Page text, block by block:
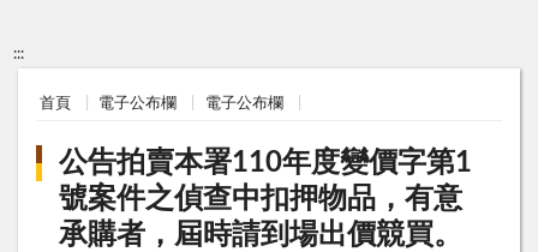
:::
首頁 電子公布欄 電子公布欄
公告拍賣本署110年度變價字第1
號案件之偵查中扣押物品，有意
承購者，屆時請到場出價競買。